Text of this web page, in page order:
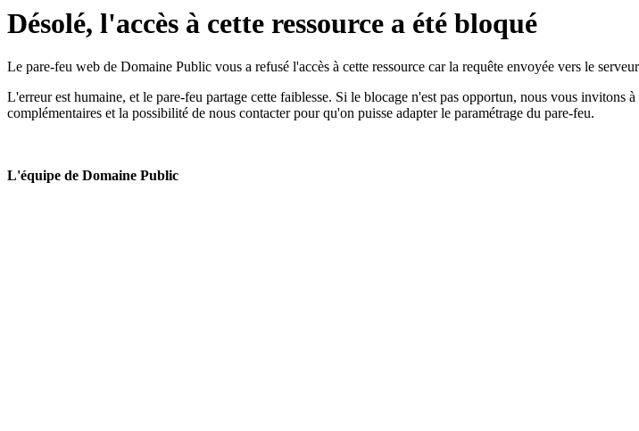
Désolé, l'accès à cette ressource a été bloqué
Le pare-feu web de Domaine Public vous a refusé l'accès à cette ressource car la requête envoyée vers le
L'erreur est humaine, et le pare-feu partage cette faiblesse. Si le blocage n'est pas opportun, nous vous invitons
complémentaires et la possibilité de nous contacter pour qu'on puisse adapter le paramétrage du pare-feu.
L'équipe de Domaine Public